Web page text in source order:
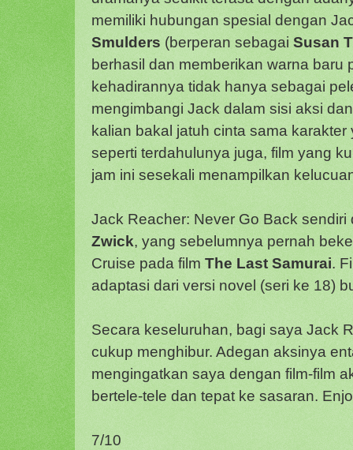
memiliki hubungan spesial dengan
Smulders (berperan sebagai Susan
berhasil dan memberikan warna baru
kehadirannya tidak hanya sebagai
mengimbangi Jack dalam sisi aksi
kalian bakal jatuh cinta sama karakter
seperti terdahulunya juga, film yang
jam ini sesekali menampilkan
Jack Reacher: Never Go Back
Zwick, yang sebelumnya pernah
Cruise pada film The Last Samurai.
adaptasi dari versi novel (seri ke 18)
Secara keseluruhan, bagi saya Jack
cukup menghibur. Adegan aksinya
mengingatkan saya dengan film-film
bertele-tele dan tepat ke sasaran.
7/10